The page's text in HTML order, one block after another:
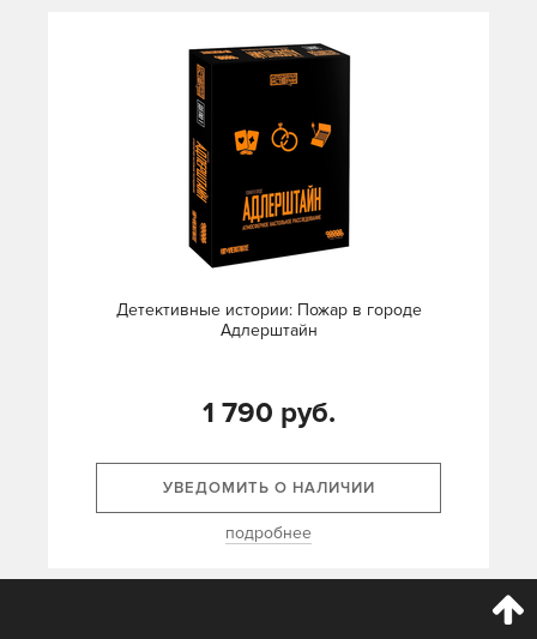
Детективные истории: Пожар в городе
Адлерштайн
1 790 руб.
УВЕДОМИТЬ О НАЛИЧИИ
подробнее